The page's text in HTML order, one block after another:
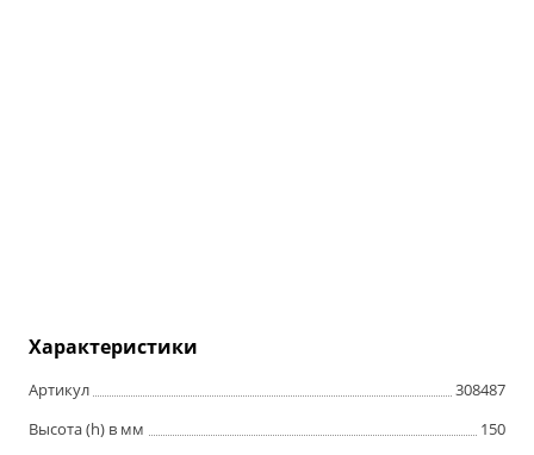
Характеристики
Артикул
308487
Высота (h) в мм
150